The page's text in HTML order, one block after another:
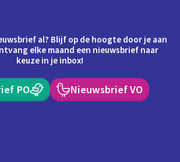
al? Blijf op de hoogte door je aan
elke maand een nieuwsbrief naar
keuze in je inbox!
PO Nieuwsbrief VO